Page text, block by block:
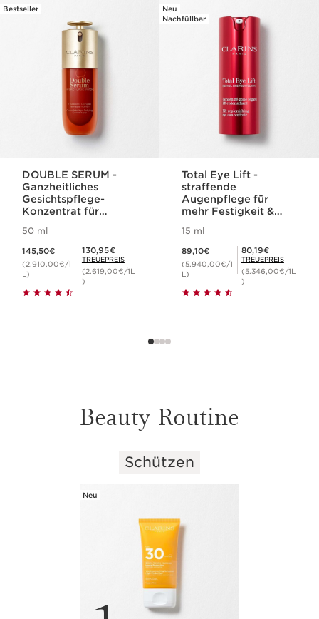
Bestseller
DOUBLE SERUM -
Ganzheitliches
Gesichtspflege-
Konzentrat für
50 ml
145,50€
(2.910,00€/1
L)
Mitgliederpreis 130,95€
130,95€
TREUEPREIS
(2.619,00€/1L
)
Neu
Nachfüllbar
Total Eye Lift -
straffende
Augenpflege für
mehr Festigkeit &
15 ml
89,10€
(5.940,00€/1
L)
Mitgliederpreis 80,19€
80,19€
TREUEPREIS
(5.346,00€/1L
)
Beauty-Routine
Schützen
Neu